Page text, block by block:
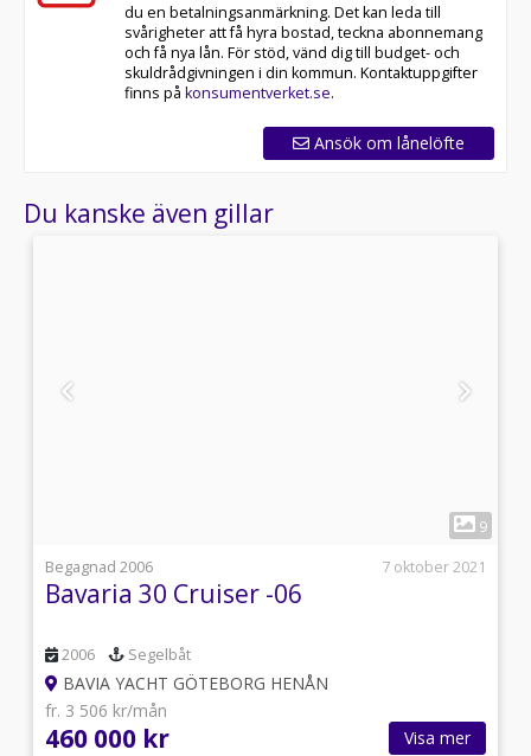
du en betalningsanmärkning. Det kan leda till
svårigheter att få hyra bostad, teckna abonnemang
och få nya lån. För stöd, vänd dig till budget- och
skuldrådgivningen i din kommun. Kontaktuppgifter
finns på konsumentverket.se.
Ansök om lånelöfte
Du kanske även gillar
9
Begagnad 2006
7 oktober 2021
Bavaria 30 Cruiser -06
2006 Segelbåt
BAVIA YACHT GÖTEBORG HENÅN
fr. 3 506 kr/mån
460 000 kr Visa mer